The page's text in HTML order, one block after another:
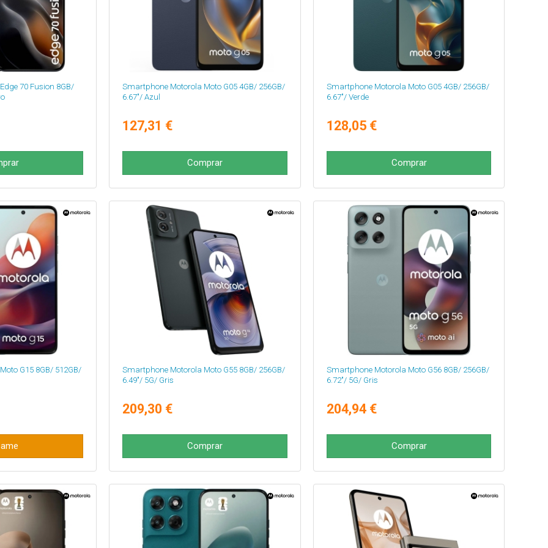
70 Fusion 8GB/
Smartphone Motorola Moto G05 4GB/ 256GB/
6.67"/ Azul
127,31 €
Comprar
Smartphone Motorola Moto G05 4GB/ 256GB/
6.67"/ Verde
128,05 €
Comprar
G15 8GB/ 512GB/
Smartphone Motorola Moto G55 8GB/ 256GB/
6.49"/ 5G/ Gris
209,30 €
Comprar
Smartphone Motorola Moto G56 8GB/ 256GB/
6.72"/ 5G/ Gris
204,94 €
Comprar